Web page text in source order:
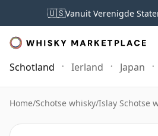
🇺🇸Vanuit Verenigde
Schotland Ierland Japan
Home/Schotse whisky/Islay Schotse